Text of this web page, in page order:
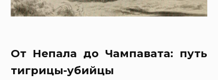
От Непала до Чампавата: путь
тигрицы-убийцы